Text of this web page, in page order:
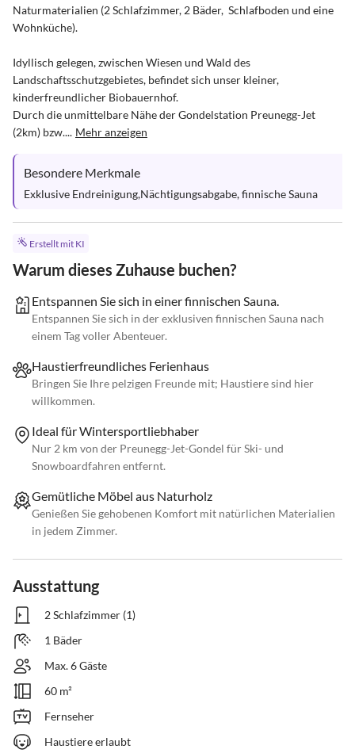
Naturmaterialien (2 Schlafzimmer, 2 Bäder,  Schlafboden und eine
Wohnküche).
Idyllisch gelegen, zwischen Wiesen und Wald des
Landschaftsschutzgebietes, befindet sich unser kleiner,
kinderfreundlicher Biobauernhof.
Durch die unmittelbare Nähe der Gondelstation Preunegg-Jet
(2km) bzw.... Mehr anzeigen
Besondere Merkmale
Exklusive Endreinigung,Nächtigungsabgabe, finnische Sauna
Erstellt mit KI
Warum dieses Zuhause buchen?
Entspannen Sie sich in einer finnischen Sauna.
Entspannen Sie sich in der exklusiven finnischen Sauna nach
einem Tag voller Abenteuer.
Haustierfreundliches Ferienhaus
Bringen Sie Ihre pelzigen Freunde mit; Haustiere sind hier
willkommen.
Ideal für Wintersportliebhaber
Nur 2 km von der Preunegg-Jet-Gondel für Ski- und
Snowboardfahren entfernt.
Gemütliche Möbel aus Naturholz
Genießen Sie gehobenen Komfort mit natürlichen Materialien
in jedem Zimmer.
Ausstattung
2 Schlafzimmer (1)
1 Bäder
Max. 6 Gäste
60 m²
Fernseher
Haustiere erlaubt